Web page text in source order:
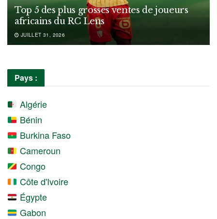
Top 5 des plus grosses ventes de joueurs
africains du RC Lens
JUILLET 31, 2026
Pays :
Algérie
Bénin
Burkina Faso
Cameroun
Congo
Côte d'Ivoire
Égypte
Gabon